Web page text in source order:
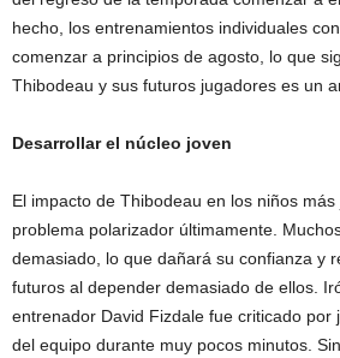
hecho, los entrenamientos individuales
comenzar a principios de agosto, lo que
Thibodeau y sus futuros jugadores es un
Desarrollar el núcleo joven
El impacto de Thibodeau en los niños
problema polarizador últimamente.
demasiado, lo que dañará su confianza y
futuros al depender demasiado de ellos.
entrenador David Fizdale fue criticado por
del equipo durante muy pocos minutos.